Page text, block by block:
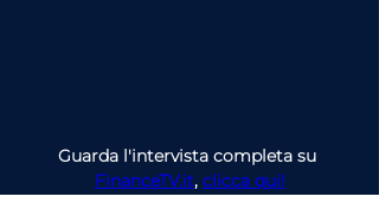
Guarda l'intervista completa su
FinanceTV.it, clicca qui!